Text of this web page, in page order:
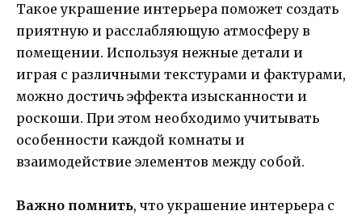
Такое украшение интерьера поможет создать
приятную и расслабляющую атмосферу в
помещении. Используя нежные детали и
играя с различными текстурами и фактурами,
можно достичь эффекта изысканности и
роскоши. При этом необходимо учитывать
особенности каждой комнаты и
взаимодействие элементов между собой.
Важно помнить, что украшение интерьера с